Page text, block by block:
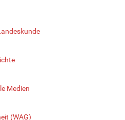
Medien
(WAG)